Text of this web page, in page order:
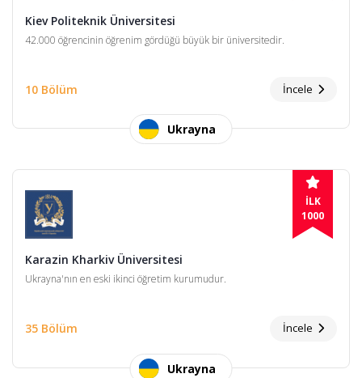
Kiev Politeknik Üniversitesi
42.000 öğrencinin öğrenim gördüğü büyük bir üniversitedir.
10 Bölüm İncele
Ukrayna
İLK
1000
Karazin Kharkiv Üniversitesi
Ukrayna'nın en eski ikinci öğretim kurumudur.
35 Bölüm İncele
Ukrayna